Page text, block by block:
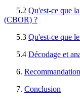
5.2 Qu'est-ce que
(CBOR) ?
5.3 Qu'est-ce que
5.4 Décodage et
Recommandation
Conclusion